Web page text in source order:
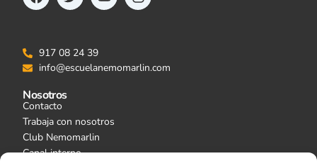
917 08 24 39
info@escuelanemomarlin.com
Nosotros
Contacto
Trabaja con nosotros
Club Nemomarlin
Canal interno